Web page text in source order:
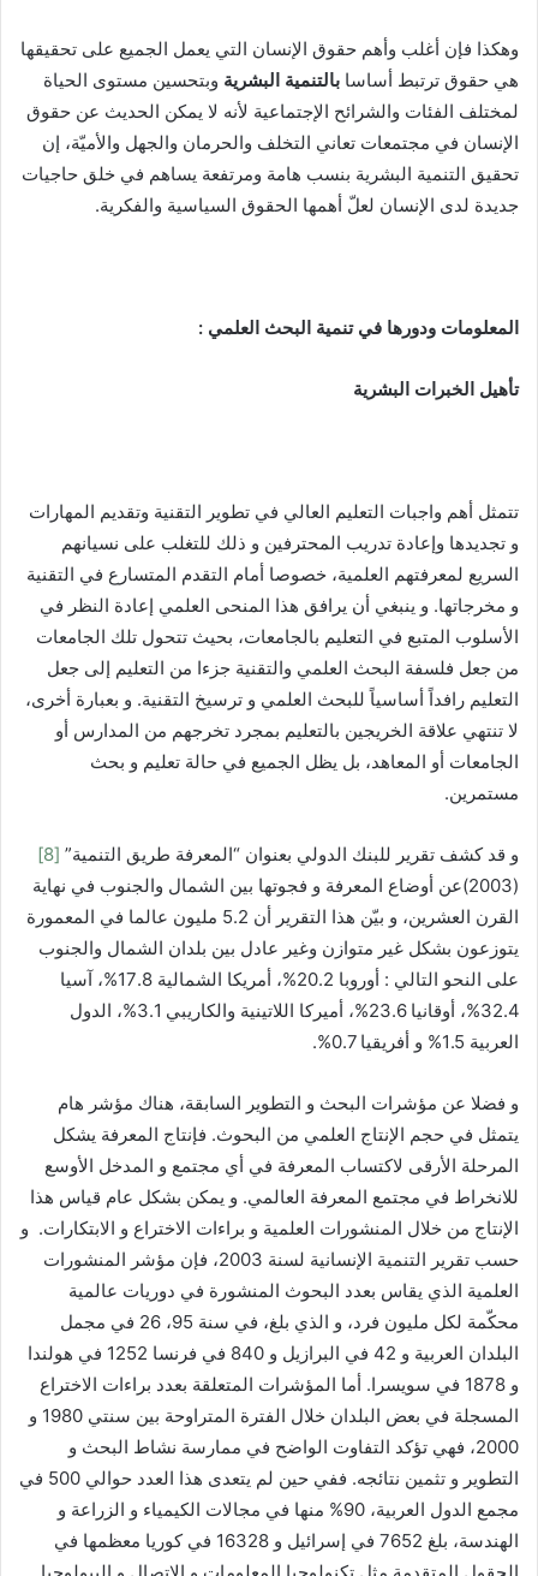
وهكذا فإن أغلب وأهم حقوق الإنسان التي يعمل الجميع على تحقيقها
هي حقوق ترتبط أساسا بالتنمية البشرية وبتحسين مستوى الحياة
لمختلف الفئات والشرائح الإجتماعية لأنه لا يمكن الحديث عن حقوق
الإنسان في مجتمعات تعاني التخلف والحرمان والجهل والأميّة، إن
تحقيق التنمية البشرية بنسب هامة ومرتفعة يساهم في خلق حاجيات
جديدة لدى الإنسان لعلّ أهمها الحقوق السياسية والفكرية.
المعلومات ودورها في تنمية البحث العلمي :
تأهيل الخبرات البشرية
تتمثل أهم واجبات التعليم العالي في تطوير التقنية وتقديم المهارات
و تجديدها وإعادة تدريب المحترفين و ذلك للتغلب على نسيانهم
السريع لمعرفتهم العلمية، خصوصا أمام التقدم المتسارع في التقنية
و مخرجاتها. و ينبغي أن يرافق هذا المنحى العلمي إعادة النظر في
الأسلوب المتبع في التعليم بالجامعات، بحيث تتحول تلك الجامعات
من جعل فلسفة البحث العلمي والتقنية جزءا من التعليم إلى جعل
التعليم رافداً أساسياً للبحث العلمي و ترسيخ التقنية. و بعبارة أخرى،
لا تنتهي علاقة الخريجين بالتعليم بمجرد تخرجهم من المدارس أو
الجامعات أو المعاهد، بل يظل الجميع في حالة تعليم و بحث
مستمرين.
و قد كشف تقرير للبنك الدولي بعنوان “المعرفة طريق التنمية” [8]
(2003)عن أوضاع المعرفة و فجوتها بين الشمال والجنوب في نهاية
القرن العشرين، و بيّن هذا التقرير أن 5.2 مليون عالما في المعمورة
يتوزعون بشكل غير متوازن وغير عادل بين بلدان الشمال والجنوب
على النحو التالي : أوروبا 20.2%، أمريكا الشمالية 17.8%، آسيا
32.4%، أوقانيا 23.6%، أميركا اللاتينية والكاريبي 3.1%، الدول
العربية 1.5% و أفريقيا 0.7%.
و فضلا عن مؤشرات البحث و التطوير السابقة، هناك مؤشر هام
يتمثل في حجم الإنتاج العلمي من البحوث. فإنتاج المعرفة يشكل
المرحلة الأرقى لاكتساب المعرفة في أي مجتمع و المدخل الأوسع
للانخراط في مجتمع المعرفة العالمي. و يمكن بشكل عام قياس هذا
الإنتاج من خلال المنشورات العلمية و براءات الاختراع و الابتكارات. و
حسب تقرير التنمية الإنسانية لسنة 2003، فإن مؤشر المنشورات
العلمية الذي يقاس بعدد البحوث المنشورة في دوريات عالمية
محكّمة لكل مليون فرد، و الذي بلغ، في سنة 95، 26 في مجمل
البلدان العربية و 42 في البرازيل و 840 في فرنسا 1252 في هولندا
و 1878 في سويسرا. أما المؤشرات المتعلقة بعدد براءات الاختراع
المسجلة في بعض البلدان خلال الفترة المتراوحة بين سنتي 1980 و
2000، فهي تؤكد التفاوت الواضح في ممارسة نشاط البحث و
التطوير و تثمين نتائجه. ففي حين لم يتعدى هذا العدد حوالي 500 في
مجمع الدول العربية، 90% منها في مجالات الكيمياء و الزراعة و
الهندسة، بلغ 7652 في إسرائيل و 16328 في كوريا معظمها في
الحقول المتقدمة مثل تكنولوجيا المعلومات و الاتصال و البيولوجيا